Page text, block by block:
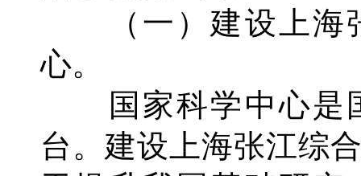
（一）建设上海
心。
国家科学中心是
台。建设上海张江综